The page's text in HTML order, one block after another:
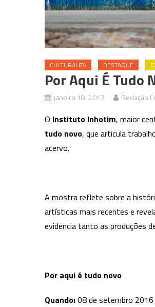
CULTURALIZA DESTAQUE
Por Aqui É Tudo
janeiro 18, 2017 Redação
O Instituto Inhotim, maior
tudo novo, que articula
acervo.
A mostra reflete sobre a
artísticas mais recentes e
evidencia tanto as produções
Por aqui é tudo novo
Quando:08 de setembro